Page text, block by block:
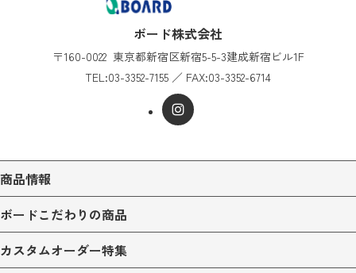
ボード株式会社
〒160-0022 東京都新宿区新宿5-5-3建成新宿ビル1F
TEL:03-3352-7155 ／ FAX:03-3352-6714
商品情報
ボードこだわりの商品
カスタムオーダー特集